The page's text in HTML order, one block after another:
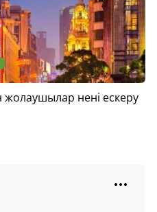
нені ескеру